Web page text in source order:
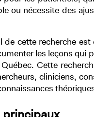
ou nécessite des
de cette recherche
les leçons qui
Cette
cliniciens,